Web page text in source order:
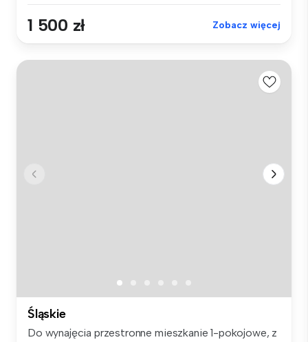
1 500 zł Zobacz więcej
Śląskie
Do wynajęcia przestronne mieszkanie 1-pokojowe, z